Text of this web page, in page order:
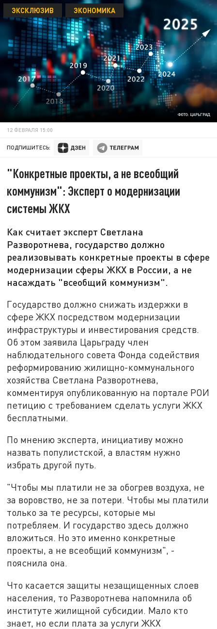
ФОТО: ЦАРЬГРАД
ЭКСКЛЮЗИВ ЭКОНОМИКА
12 ФЕВРАЛЯ 15:00
ПОДПИШИТЕСЬ:
"Конкретные проекты, а не всеобщий
коммунизм": Эксперт о модернизации
системы ЖКХ
Как считает эксперт Светлана
Разворотнева, государство должно
реализовывать конкретные проекты в сфере
модернизации сферы ЖКХ в России, а не
насаждать "всеобщий коммунизм".
Государство должно снижать издержки в
сфере ЖКХ посредством модернизации
инфраструктуры и инвестирования средств.
Об этом заявила Царьграду член
наблюдательного совета Фонда содействия
реформированию жилищно-коммунального
хозяйства Светлана Разворотнева,
комментируя опубликованную на портале РОИ
петицию с требованием сделать услуги ЖКХ
бесплатными.
По мнению эксперта, инициативу можно
назвать популистской, а властям нужно
избрать другой путь.
"Чтобы мы платили не за обогрев воздуха, не
за воровство, не за потери. Чтобы мы платили
только за те ресурсы, которые мы
потребляем. И государство здесь должно
вложиться. Но это именно конкретные
проекты, а не всеобщий коммунизм", -
пояснила она.
Что касается защиты незащищенных слоев
населения, то Разворотнева напомнила об
институте жилищной субсидии. Мало кто
знает, но если плата за услуги ЖКХ